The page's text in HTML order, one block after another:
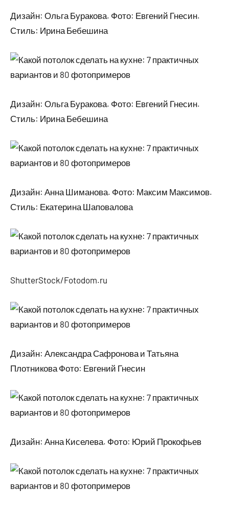
Дизайн: Ольга Буракова. Фото: Евгений Гнесин.
Стиль: Ирина Бебешина
Дизайн: Ольга Буракова. Фото: Евгений Гнесин.
Стиль: Ирина Бебешина
Дизайн: Анна Шиманова. Фото: Максим Максимов.
Стиль: Екатерина Шаповалова
ShutterStock/Fotodom.ru
Дизайн: Александра Сафронова и Татьяна
Плотникова Фото: Евгений Гнесин
Дизайн: Анна Киселева. Фото: Юрий Прокофьев